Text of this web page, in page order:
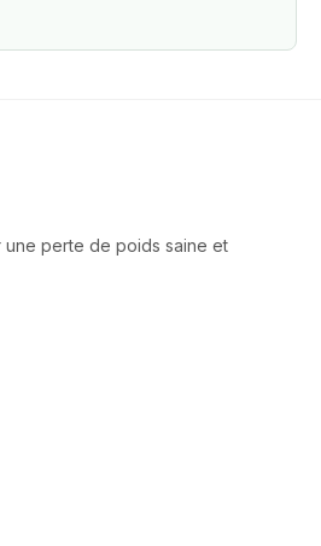
perte de poids saine et